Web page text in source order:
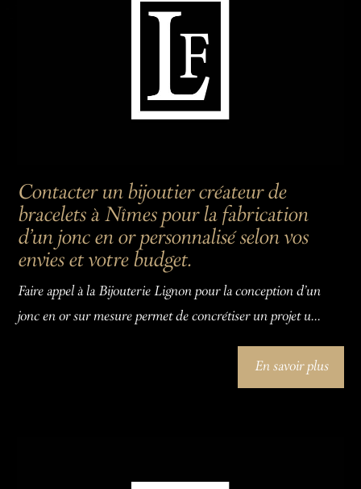
Contacter un bijoutier créateur de
bracelets à Nîmes pour la fabrication
d'un jonc en or personnalisé selon vos
envies et votre budget.
Faire appel à la Bijouterie Lignon pour la conception d'un
jonc en or sur mesure permet de concrétiser un projet u...
En savoir plus